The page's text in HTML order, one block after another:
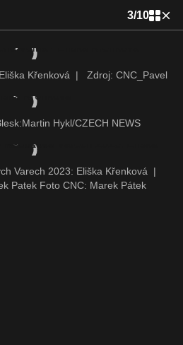
3/10
Křenková |
Zdroj: CNC_Pavel
Hykl/CZECH NEWS
Varech 2023: Eliška Křenková
|
Patek Foto CNC: Marek Pátek